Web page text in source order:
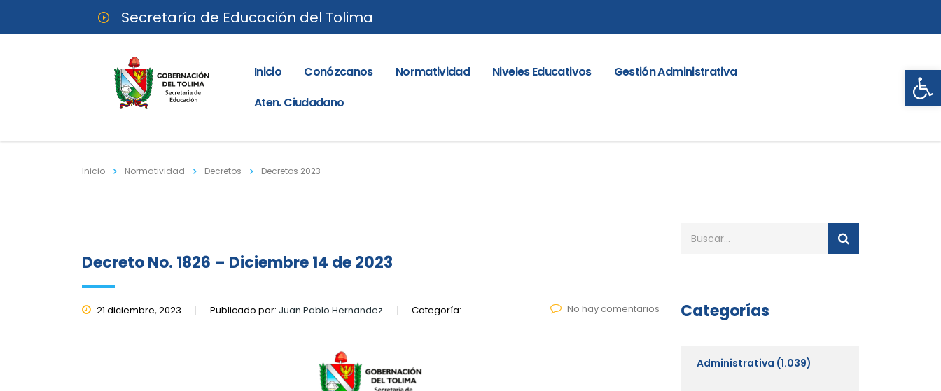
Secretaría de Educación del Tolima
Inicio Conózcanos Normatividad Niveles Educativos
Gestión Administrativa
Aten. Ciudadano
Inicio Normatividad Decretos Decretos 2023
Decreto No. 1826 – Diciembre 14 de 2023
21 diciembre, 2023 Publicado por: Juan Pablo Hernandez Categoría: No hay comentarios Categorías
Administrativa (1.039)